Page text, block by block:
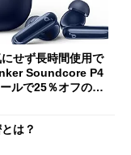
せず長時間使用で
Soundcore P4
ルで25％オフの59
は？